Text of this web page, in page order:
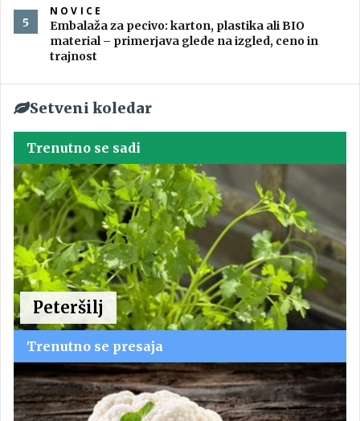
NOVICE
Embalaža za pecivo: karton, plastika ali BIO
material – primerjava glede na izgled, ceno in
trajnost
Setveni koledar
Trenutno se sadi
Peteršilj
Trenutno se presaja